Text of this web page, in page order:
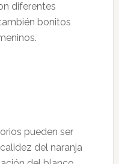
diferentes
bonitos
pueden ser
del naranja